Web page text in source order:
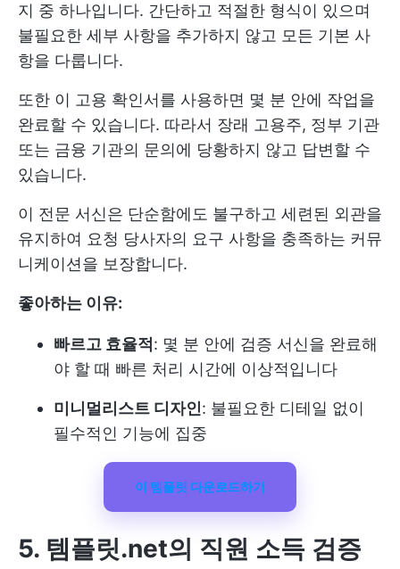
지 중 하나입니다. 간단하고 적절한 형식이 있으며
불필요한 세부 사항을 추가하지 않고 모든 기본 사
항을 다룹니다.
또한 이 고용 확인서를 사용하면 몇 분 안에 작업을
완료할 수 있습니다. 따라서 장래 고용주, 정부 기관
또는 금융 기관의 문의에 당황하지 않고 답변할 수
있습니다.
이 전문 서신은 단순함에도 불구하고 세련된 외관을
유지하여 요청 당사자의 요구 사항을 충족하는 커뮤
니케이션을 보장합니다.
좋아하는 이유:
빠르고 효율적 : 몇 분 안에 검증 서신을 완료해
야 할 때 빠른 처리 시간에 이상적입니다
미니멀리스트 디자인: 불필요한 디테일 없이
필수적인 기능에 집중
이 템플릿 다운로드하기
5. 템플릿.net의 직원 소득 검증